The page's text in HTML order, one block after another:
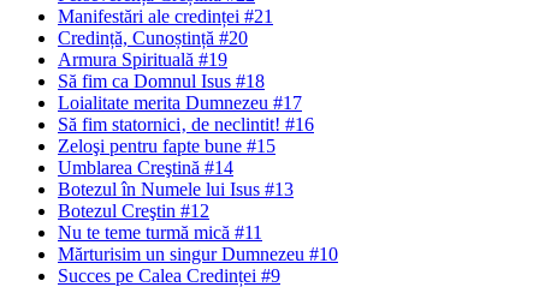
Manifestări ale credinței #21
Credință, Cunoștință #20
Armura Spirituală #19
Să fim ca Domnul Isus #18
Loialitate merita Dumnezeu #17
Să fim statornici‚ de neclintit! #16
Zeloşi pentru fapte bune #15
Umblarea Creştină #14
Botezul în Numele lui Isus #13
Botezul Creştin #12
Nu te teme turmă mică #11
Mărturisim un singur Dumnezeu #10
Succes pe Calea Credinței #9